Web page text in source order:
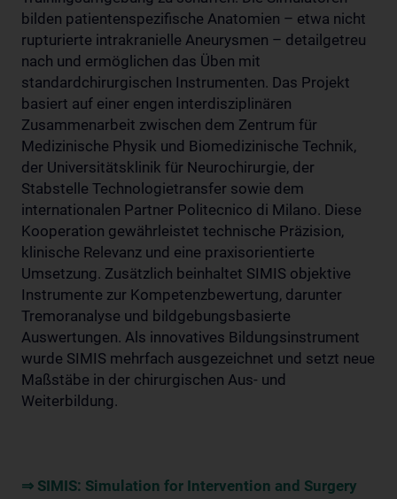
bilden patientenspezifische Anatomien – etwa nicht
rupturierte intrakranielle Aneurysmen – detailgetreu
nach und ermöglichen das Üben mit
standardchirurgischen Instrumenten. Das Projekt
basiert auf einer engen interdisziplinären
Zusammenarbeit zwischen dem Zentrum für
Medizinische Physik und Biomedizinische Technik,
der Universitätsklinik für Neurochirurgie, der
Stabstelle Technologietransfer sowie dem
internationalen Partner Politecnico di Milano. Diese
Kooperation gewährleistet technische Präzision,
klinische Relevanz und eine praxisorientierte
Umsetzung. Zusätzlich beinhaltet SIMIS objektive
Instrumente zur Kompetenzbewertung, darunter
Tremoranalyse und bildgebungsbasierte
Auswertungen. Als innovatives Bildungsinstrument
wurde SIMIS mehrfach ausgezeichnet und setzt neue
Maßstäbe in der chirurgischen Aus- und
Weiterbildung.
⇒ SIMIS: Simulation for Intervention and Surgery